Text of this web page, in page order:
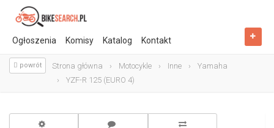
Ogłoszenia Komisy Katalog Kontakt
powrót Strona główna Motocykle Inne
Yamaha
YZF-R 125 (EURO 4)